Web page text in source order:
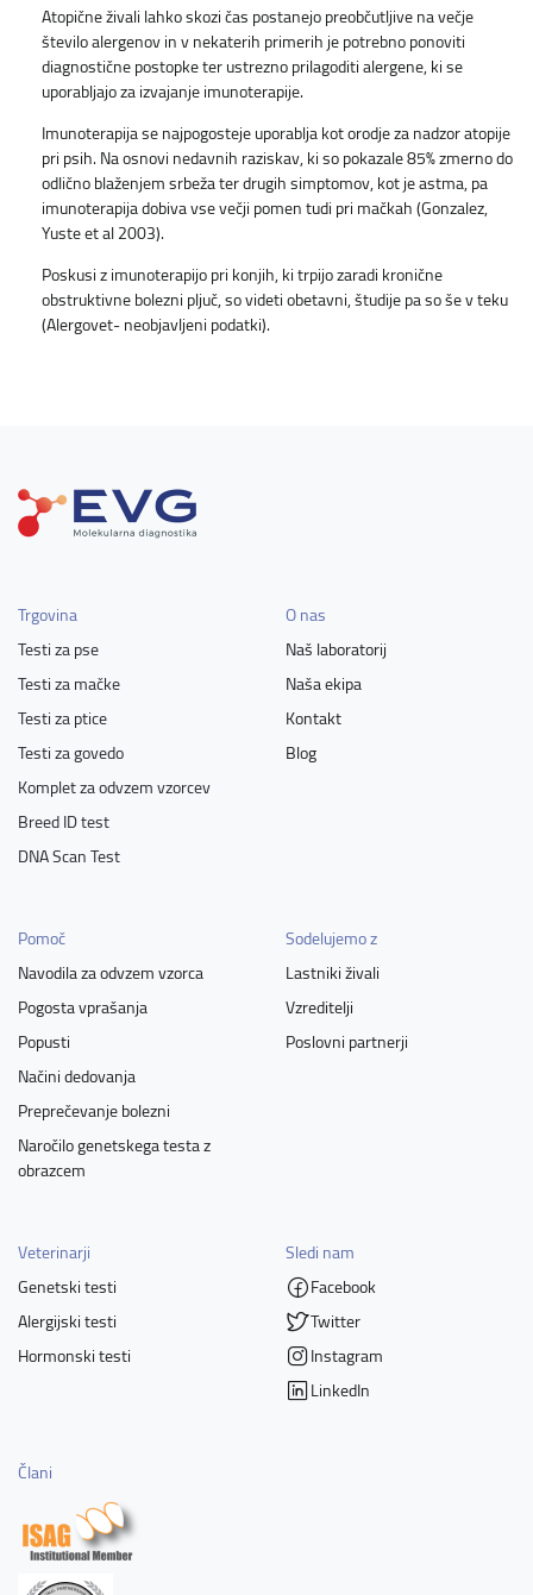
Atopične živali lahko skozi čas postanejo preobčutljive na večje
število alergenov in v nekaterih primerih je potrebno ponoviti
diagnostične postopke ter ustrezno prilagoditi alergene, ki se
uporabljajo za izvajanje imunoterapije.
Imunoterapija se najpogosteje uporablja kot orodje za nadzor atopije
pri psih. Na osnovi nedavnih raziskav, ki so pokazale 85% zmerno do
odlično blaženjem srbeža ter drugih simptomov, kot je astma, pa
imunoterapija dobiva vse večji pomen tudi pri mačkah (Gonzalez,
Yuste et al 2003).
Poskusi z imunoterapijo pri konjih, ki trpijo zaradi kronične
obstruktivne bolezni pljuč, so videti obetavni, študije pa so še v teku
(Alergovet- neobjavljeni podatki).
Trgovina
Testi za pse
Testi za mačke
Testi za ptice
Testi za govedo
Komplet za odvzem vzorcev
Breed ID test
DNA Scan Test
O nas
Naš laboratorij
Naša ekipa
Kontakt
Blog
Pomoč
Navodila za odvzem vzorca
Pogosta vprašanja
Popusti
Načini dedovanja
Preprečevanje bolezni
Naročilo genetskega testa z
obrazcem
Sodelujemo z
Lastniki živali
Vzreditelji
Poslovni partnerji
Veterinarji
Genetski testi
Alergijski testi
Hormonski testi
Sledi nam
Facebook
Twitter
Instagram
LinkedIn
Člani